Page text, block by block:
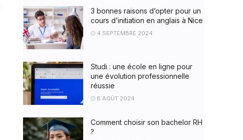
3 bonnes raisons d’opter pour un
cours d’initiation en anglais à Nice
4 SEPTEMBRE 2024
Studi : une école en ligne pour
une évolution professionnelle
réussie
8 AOÛT 2024
Comment choisir son bachelor RH
?